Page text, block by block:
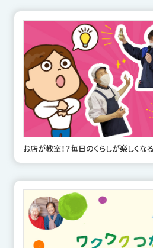
お店が教室！？毎日のくらしが楽しくな